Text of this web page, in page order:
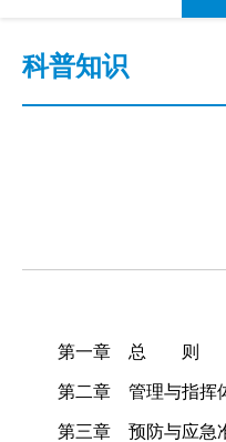
科普知识
第一章 总 则
第二章 管理与指挥
第三章 预防与应急